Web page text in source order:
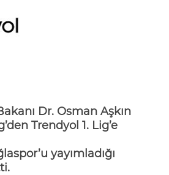
Dr. Osman Aşkın
Trendyol 1. Lig’e
’u yayımladığı